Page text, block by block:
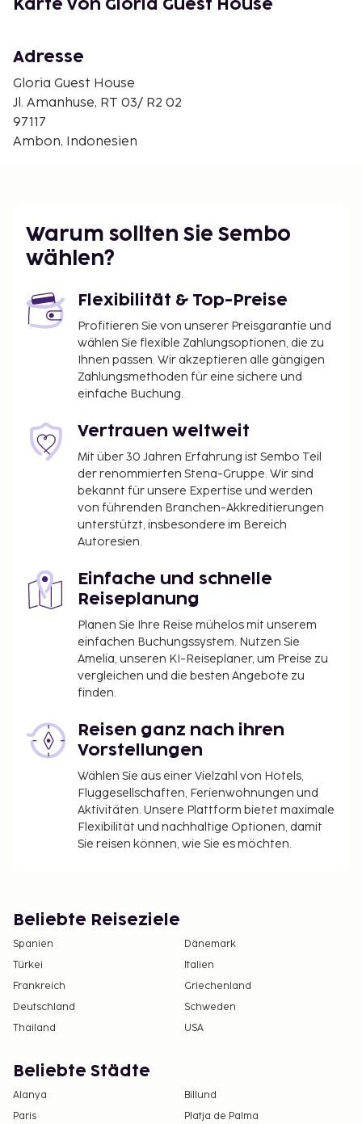
Liang Strand – 44,8 km
Hunimua-Liang Strand – 44,8 km
Der nächstgelegene größere Flughafen ist
Flughafen Pattimura (AMQ) – 27,5 km
Die Rezeption ist nur zu bestimmten Zeiten besetzt.
Karte von Gloria Guest House
Adresse
Gloria Guest House
Jl. Amanhuse, RT 03/ R2 02
97117
Ambon, Indonesien
Warum sollten Sie Sembo
wählen?
Flexibilität & Top-Preise
Profitieren Sie von unserer Preisgarantie und
wählen Sie flexible Zahlungsoptionen, die zu
Ihnen passen. Wir akzeptieren alle gängigen
Zahlungsmethoden für eine sichere und
einfache Buchung.
Vertrauen weltweit
Mit über 30 Jahren Erfahrung ist Sembo Teil
der renommierten Stena-Gruppe. Wir sind
bekannt für unsere Expertise und werden
von führenden Branchen-Akkreditierungen
unterstützt, insbesondere im Bereich
Autoresien.
Einfache und schnelle
Reiseplanung
Planen Sie Ihre Reise mühelos mit unserem
einfachen Buchungssystem. Nutzen Sie
Amelia, unseren KI-Reiseplaner, um Preise zu
vergleichen und die besten Angebote zu
finden.
Reisen ganz nach ihren
Vorstellungen
Wählen Sie aus einer Vielzahl von Hotels,
Fluggesellschaften, Ferienwohnungen und
Aktivitäten. Unsere Plattform bietet maximale
Flexibilität und nachhaltige Optionen, damit
Sie reisen können, wie Sie es möchten.
Beliebte Reiseziele
Spanien
Dänemark
Türkei
Italien
Frankreich
Griechenland
Deutschland
Schweden
Thailand
USA
Beliebte Städte
Alanya
Billund
Paris
Platja de Palma